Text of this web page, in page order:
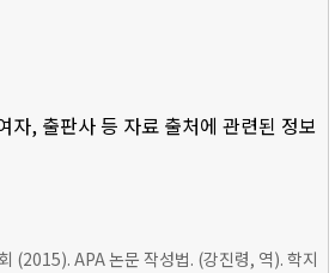
자, 출판사 등 자료 출처에 관련된 정보
(2015). APA 논문 작성법. (강진령, 역). 학지